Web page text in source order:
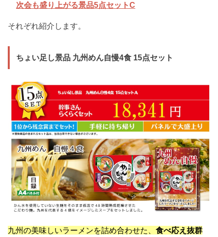
次会も盛り上がる景品5点セットC
それぞれ紹介します。
ちょい足し景品 九州めん自慢4食 15点セット
九州の美味しいラーメンを詰め合わせた、食べ応え抜群